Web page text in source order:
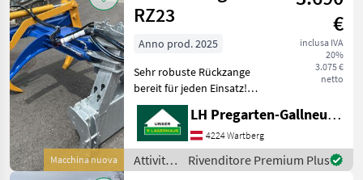
lavorazione
del
legno /
Macchina nuova
RZ23
€
inclusa IVA
20%
3.075 €
netto
Anno prod. 2025
Sehr robuste Rückzange
bereit für jeden Einsatz!
-230cm Öffnungsweite -8cm
mind. Durchmesser -370KG
Eigengewicht -43 Grad
Schwenkbereich mit 2
Zylindern Rotante
LH Pregarten-Gallneukirchen, Pregarten
4224 Wartberg
Attività
forestali
Rivenditore Premium Plus